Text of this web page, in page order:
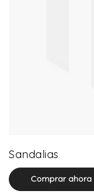
Sandalias
Comprar ahora